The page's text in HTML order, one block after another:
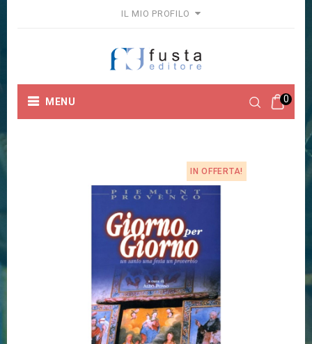
IL MIO PROFILO
0
MENU
IN OFFERTA!